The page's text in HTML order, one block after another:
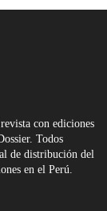
con ediciones
Todos
de distribución del
en el Perú.